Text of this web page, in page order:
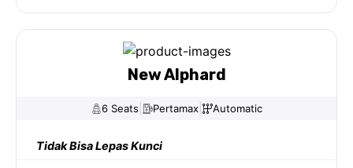
New Alphard
6 Seats Pertamax| Automatic
Tidak Bisa Lepas Kunci